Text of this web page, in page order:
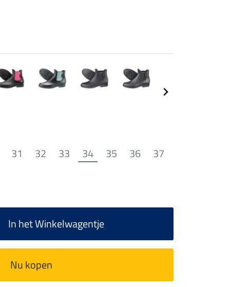
31 32 33 34 35 36 37
In het Winkelwagentje
Nu kopen